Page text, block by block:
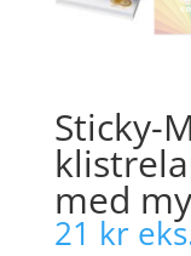
Sticky-
med
21 kr